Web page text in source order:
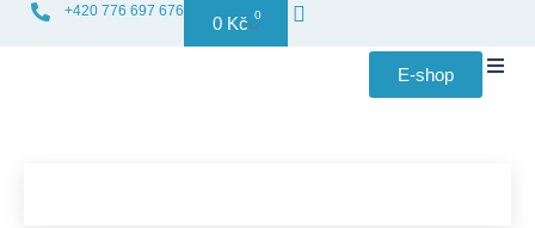
+420 776 697 676
0 Kč 0
E-shop